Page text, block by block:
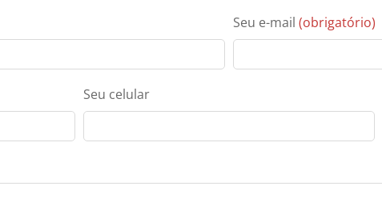
Seu e-mail (obrigatório)
Seu celular